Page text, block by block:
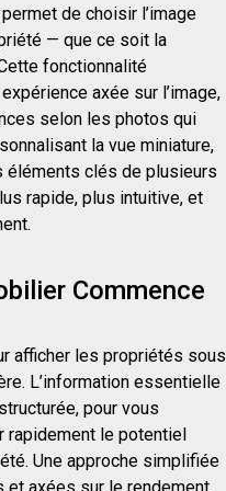
de choisir l’image
— que ce soit la
fonctionnalité
axée sur l’image,
selon les photos qui
la vue miniature,
éléments clés de plusieurs
rapide, plus intuitive, et
Commence
afficher les propriétés sous
L’information essentielle
pour vous
rapidement le potentiel
Une approche simplifiée
axées sur le rendement